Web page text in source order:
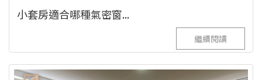
小套房適合哪種氣密窗...
繼續閱讀